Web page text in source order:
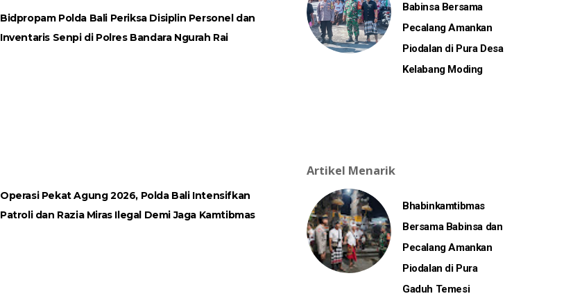
Bidpropam Polda Bali Periksa Disiplin Personel dan
Inventaris Senpi di Polres Bandara Ngurah Rai
Operasi Pekat Agung 2026, Polda Bali Intensifkan
Patroli dan Razia Miras Ilegal Demi Jaga Kamtibmas
Babinsa Bersama
Pecalang Amankan
Piodalan di Pura Desa
Kelabang Moding
Artikel Menarik
Bhabinkamtibmas
Bersama Babinsa dan
Pecalang Amankan
Piodalan di Pura
Gaduh Temesi